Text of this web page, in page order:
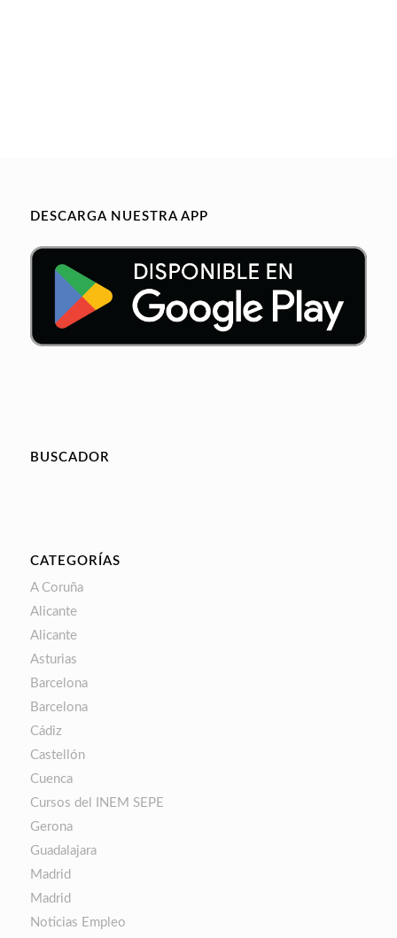
DESCARGA NUESTRA APP
BUSCADOR
CATEGORÍAS
A Coruña
Alicante
Alicante
Asturias
Barcelona
Barcelona
Cádiz
Castellón
Cuenca
Cursos del INEM SEPE
Gerona
Guadalajara
Madrid
Madrid
Noticias Empleo